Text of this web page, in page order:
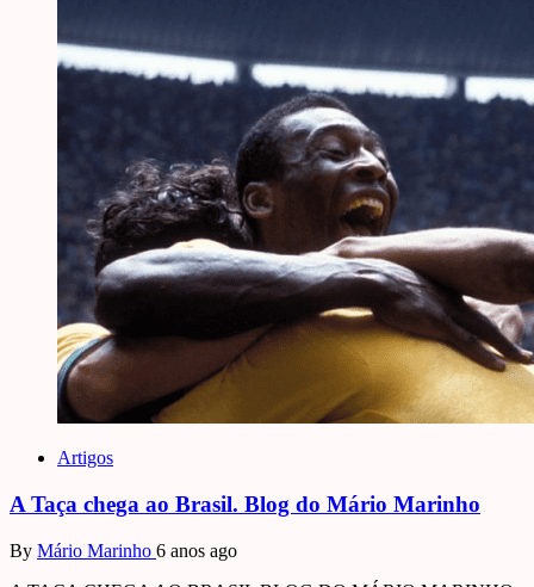
Artigos
A Taça chega ao Brasil. Blog do Mário Marinho
By Mário Marinho 6 anos ago